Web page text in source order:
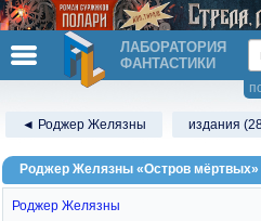
ЛАБОРАТОРИЯ
ФАНТАСТИКИ
◄ Роджер Желязны издания
Роджер Желязны «Остров мёртвых»
Роджер Желязны